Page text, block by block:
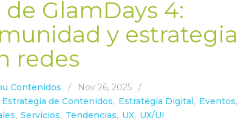
de GlamDays 4:
y estrategia
redes
Contenidos / Nov 26, 2025
/
Estrategia de Contenidos, Estrategia Digital, Eventos,
, Servicios, Tendencias, UX, UX/UI